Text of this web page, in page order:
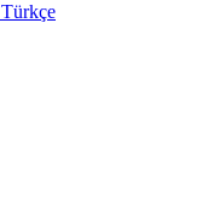
Türkçe